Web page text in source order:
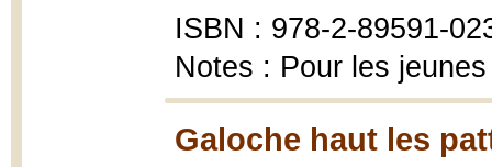
ISBN : 978-2-89591-
Notes : Pour les
Galoche haut les